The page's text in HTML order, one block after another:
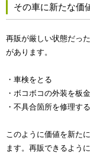
その車に新たな価
再販が厳しい状態だっ
があります。
・車検をとる
・ボコボコの外装を板
・不具合箇所を修理する
このように価値を新た
ます。再販できるよう